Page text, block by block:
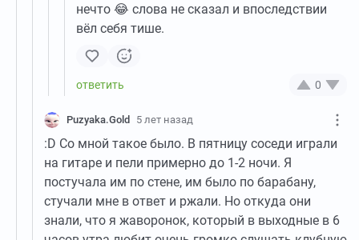
нечто 😂 слова не сказал и впоследствии
вёл себя тише.
0
Puzyaka.Gold 5 лет назад
:D Со мной такое было. В пятницу соседи играли
на гитаре и пели примерно до 1-2 ночи. Я
постучала им по стене, им было по барабану,
стучали мне в ответ и ржали. Но откуда они
знали, что я жаворонок, который в выходные в 6